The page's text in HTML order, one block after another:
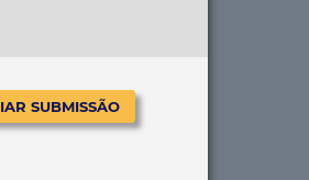
SUBMISSÃO